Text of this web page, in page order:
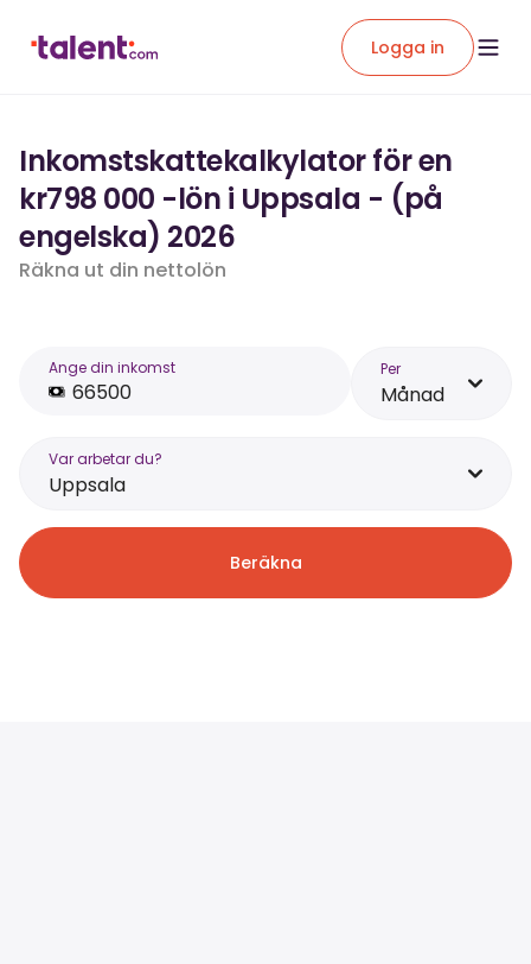
Logga in
Inkomstskattekalkylator för en
kr798 000 -lön i Uppsala - (på
engelska) 2026
Räkna ut din nettolön
Ange din inkomst Per
Månad
Var arbetar du?
Uppsala
Beräkna